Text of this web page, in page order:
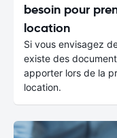
besoin pour
location
Si vous envisagez
existe des
apporter lors de la
location.